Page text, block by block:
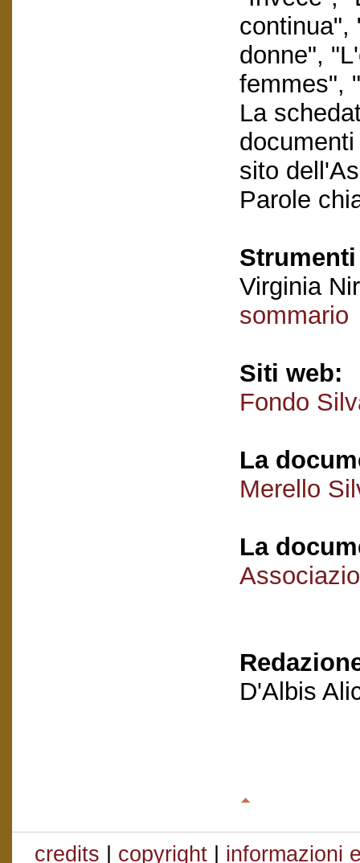
continua",
donne",
femmes",
La
sito
Parole
Virginia
sommario
Siti web:
Fondo
La
Merello
La
D'Albis
credits | copyright | informazioni